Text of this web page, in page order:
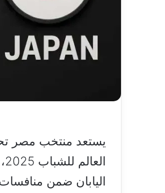
اليابان ضمن